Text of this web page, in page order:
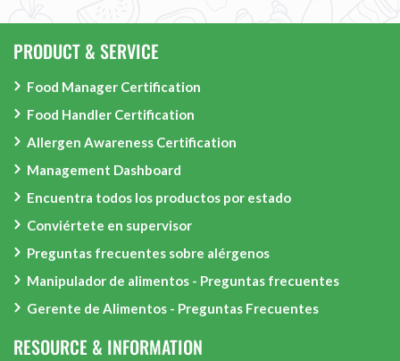
PRODUCT & SERVICE
Food Manager Certification
Food Handler Certification
Allergen Awareness Certification
Management Dashboard
Encuentra todos los productos por estado
Conviértete en supervisor
Preguntas frecuentes sobre alérgenos
Manipulador de alimentos - Preguntas frecuentes
Gerente de Alimentos - Preguntas Frecuentes
RESOURCE & INFORMATION